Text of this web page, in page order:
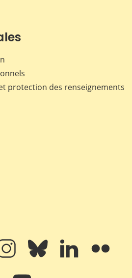
protection des renseignements